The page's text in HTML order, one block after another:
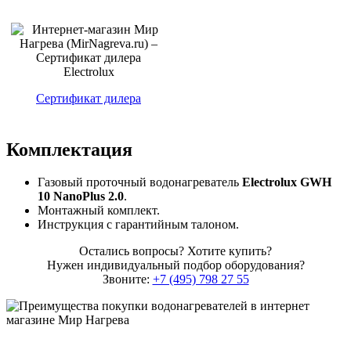
Сертификат дилера
Комплектация
Газовый проточный водонагреватель Electrolux GWH
10 NanoPlus 2.0.
Монтажный комплект.
Инструкция с гарантийным талоном.
Остались вопросы? Хотите купить?
Нужен индивидуальный подбор оборудования?
Звоните: +7 (495) 798 27 55